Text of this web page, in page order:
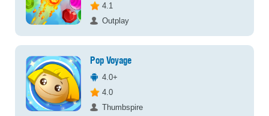
4.1
Outplay
Pop Voyage
4.0+
4.0
Thumbspire